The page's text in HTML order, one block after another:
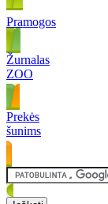
Pramogos
Žurnalas
ZOO
Prekės
šunims